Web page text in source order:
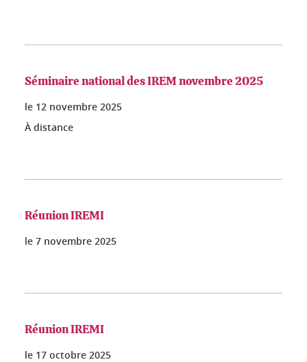
Séminaire national des IREM novembre 2025
le 12 novembre 2025
À distance
Réunion IREMI
le 7 novembre 2025
Réunion IREMI
le 17 octobre 2025